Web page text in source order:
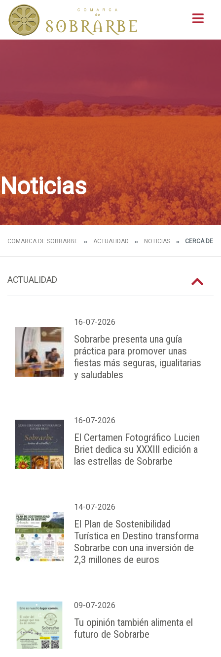
Noticias
COMARCA DE SOBRARBE ACTUALIDAD NOTICIAS CERCA DE
ACTUALIDAD
16-07-2026
Sobrarbe presenta una guía
práctica para promover unas
fiestas más seguras, igualitarias
y saludables
16-07-2026
El Certamen Fotográfico Lucien
Briet dedica su XXXIII edición a
las estrellas de Sobrarbe
14-07-2026
El Plan de Sostenibilidad
Turística en Destino transforma
Sobrarbe con una inversión de
2,3 millones de euros
09-07-2026
Tu opinión también alimenta el
futuro de Sobrarbe